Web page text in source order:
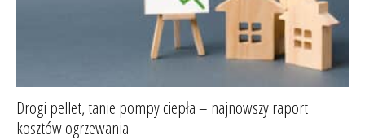
Drogi pellet, tanie pompy ciepła – najnowszy raport
kosztów ogrzewania